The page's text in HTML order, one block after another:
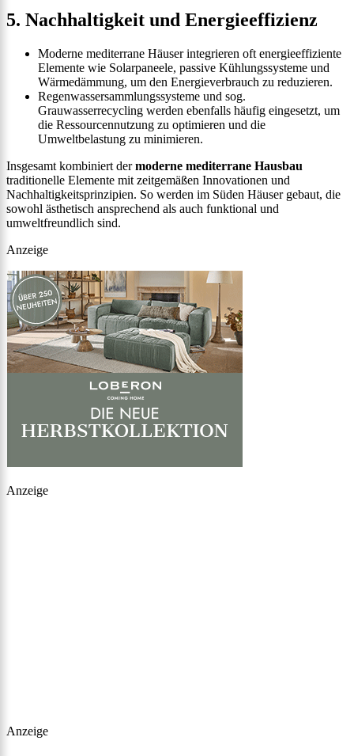
5. Nachhaltigkeit und Energieeffizienz
Moderne mediterrane Häuser integrieren oft energieeffiziente
Elemente wie Solarpaneele, passive Kühlungssysteme und
Wärmedämmung, um den Energieverbrauch zu reduzieren.
Regenwassersammlungssysteme und sog.
Grauwasserrecycling werden ebenfalls häufig eingesetzt, um
die Ressourcennutzung zu optimieren und die
Umweltbelastung zu minimieren.
Insgesamt kombiniert dermoderne mediterrane Hausbau
traditionelle Elemente mit zeitgemäßen Innovationen und
Nachhaltigkeitsprinzipien. So werden im Süden Häuser gebaut, die
sowohl ästhetisch ansprechend als auch funktional und
umweltfreundlich sind.
Anzeige
Anzeige
Anzeige